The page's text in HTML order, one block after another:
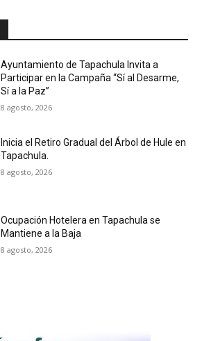
Ayuntamiento de Tapachula Invita a
Participar en la Campaña “Sí al Desarme,
Sí a la Paz”
8 agosto, 2026
Inicia el Retiro Gradual del Árbol de Hule en
Tapachula.
8 agosto, 2026
Ocupación Hotelera en Tapachula se
Mantiene a la Baja
8 agosto, 2026